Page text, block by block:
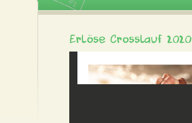
Erlöse Crosslauf 2020